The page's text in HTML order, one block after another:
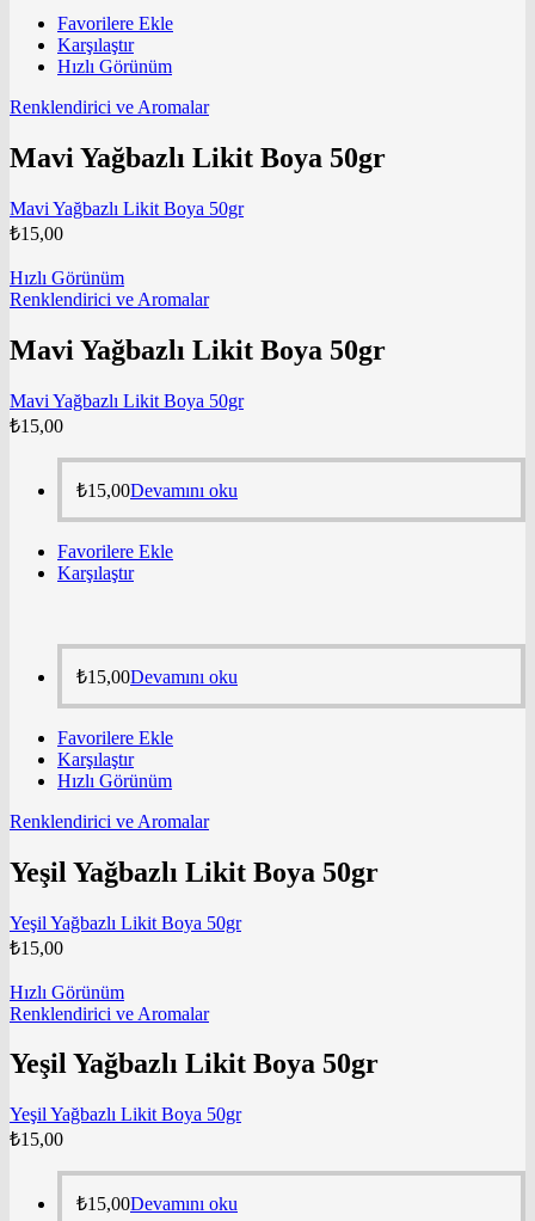
Favorilere Ekle
Karşılaştır
Hızlı Görünüm
Renklendirici ve Aromalar
Mavi Yağbazlı Likit Boya 50gr
Mavi Yağbazlı Likit Boya 50gr
₺15,00
Hızlı Görünüm
Renklendirici ve Aromalar
Mavi Yağbazlı Likit Boya 50gr
Mavi Yağbazlı Likit Boya 50gr
₺15,00
₺15,00Devamını oku
Favorilere Ekle
Karşılaştır
₺15,00Devamını oku
Favorilere Ekle
Karşılaştır
Hızlı Görünüm
Renklendirici ve Aromalar
Yeşil Yağbazlı Likit Boya 50gr
Yeşil Yağbazlı Likit Boya 50gr
₺15,00
Hızlı Görünüm
Renklendirici ve Aromalar
Yeşil Yağbazlı Likit Boya 50gr
Yeşil Yağbazlı Likit Boya 50gr
₺15,00
₺15,00Devamını oku